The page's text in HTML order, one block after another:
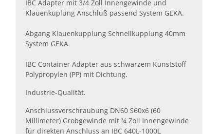
IBC Adapter mit 3/4 Zoll Innengewinde und
Klauenkuplung Anschluß passend System GEKA.
Abgang Klauenkupplung Schnellkupplung 40mm
System GEKA.
IBC Container Adapter aus schwarzem Kunststoff
Polypropylen (PP) mit Dichtung.
Industrie-Qualität.
Anschlussverschraubung DN60 S60x6 (60
Millimeter) Grobgewinde mit ¾ Zoll Innengewinde
für direkten Anschluss an IBC 640L-1000L